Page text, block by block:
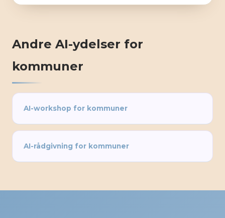
Andre AI-ydelser for
kommuner
AI-workshop for kommuner
AI-rådgivning for kommuner